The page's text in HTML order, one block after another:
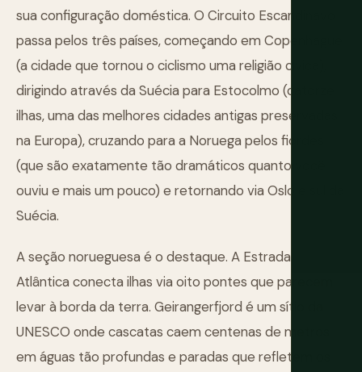
sua configuração doméstica. O Circuito Escandinavo
passa pelos três países, começando em Copenhague
(a cidade que tornou o ciclismo uma religião cívica),
dirigindo através da Suécia para Estocolmo (catorze
ilhas, uma das melhores cidades antigas preservadas
na Europa), cruzando para a Noruega pelos fiordes
(que são exatamente tão dramáticos quanto você
ouviu e mais um pouco) e retornando via Oslo e sul da
Suécia.
A seção norueguesa é o destaque. A Estrada
Atlântica conecta ilhas via oito pontes que parecem
levar à borda da terra. Geirangerfjord é um sítio da
UNESCO onde cascatas caem centenas de metros
em águas tão profundas e paradas que refletem os